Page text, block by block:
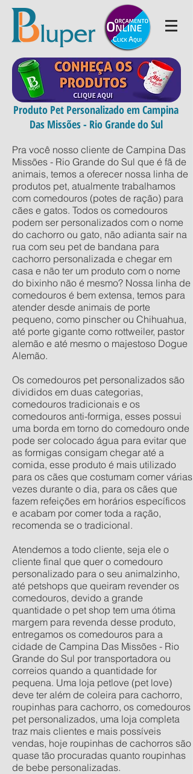
Produto Pet Personalizado em Campina
Das Missões - Rio Grande do Sul
Pra você nosso cliente de Campina Das
Missões - Rio Grande do Sul que é fã de
animais, temos a oferecer nossa linha de
produtos pet, atualmente trabalhamos
com comedouros (potes de ração) para
cães e gatos. Todos os comedouros
podem ser personalizados com o nome
do cachorro ou gato, não adianta sair na
rua com seu pet de bandana para
cachorro personalizada e chegar em
casa e não ter um produto com o nome
do bixinho não é mesmo? Nossa linha de
comedouros é bem extensa, temos para
atender desde animais de porte
pequeno, como pinscher ou Chihuahua,
até porte gigante como rottweiler, pastor
alemão e até mesmo o majestoso Dogue
Alemão.
Os comedouros pet personalizados são
divididos em duas categorias,
comedouros tradicionais e os
comedouros anti-formiga, esses possui
uma borda em torno do comedouro onde
pode ser colocado água para evitar que
as formigas consigam chegar até a
comida, esse produto é mais utilizado
para os cães que costumam comer várias
vezes durante o dia, para os cães que
fazem refeições em horários específicos
e acabam por comer toda a ração,
recomenda se o tradicional.
Atendemos a todo cliente, seja ele o
cliente final que quer o comedouro
personalizado para o seu animalzinho,
até petshops que queiram revender os
comedouros, devido a grande
quantidade o pet shop tem uma ótima
margem para revenda desse produto,
entregamos os comedouros para a
cidade de Campina Das Missões - Rio
Grande do Sul por transportadora ou
correios quando a quantidade for
pequena. Uma loja petlove (pet love)
deve ter além de coleira para cachorro,
roupinhas para cachorro, os comedouros
pet personalizados, uma loja completa
traz mais clientes e mais possíveis
vendas, hoje roupinhas de cachorros são
quase tão procuradas quanto roupinhas
de bebe personalizadas.